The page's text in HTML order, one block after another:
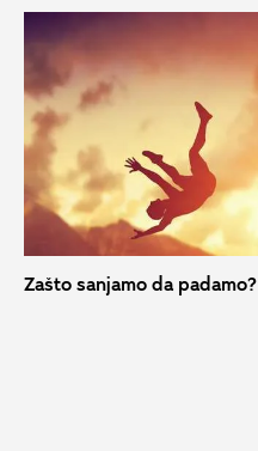
Zašto sanjamo da padamo?